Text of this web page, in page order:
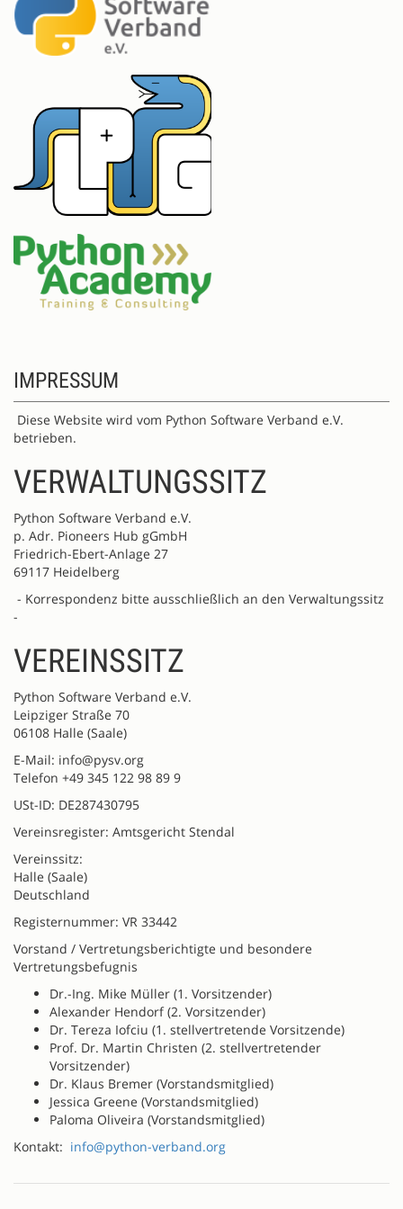
IMPRESSUM
Diese Website wird vom Python Software Verband e.V.
betrieben.
VERWALTUNGSSITZ
Python Software Verband e.V.
p. Adr. Pioneers Hub gGmbH
Friedrich-Ebert-Anlage 27
69117 Heidelberg
- Korrespondenz bitte ausschließlich an den Verwaltungssitz
-
VEREINSSITZ
Python Software Verband e.V.
Leipziger Straße 70
06108 Halle (Saale)
E-Mail: info@pysv.org
Telefon +49 345 122 98 89 9
USt-ID: DE287430795
Vereinsregister: Amtsgericht Stendal
Vereinssitz:
Halle (Saale)
Deutschland
Registernummer: VR 33442
Vorstand / Vertretungsberichtigte und besondere
Vertretungsbefugnis
Dr.-Ing. Mike Müller (1. Vorsitzender)
Alexander Hendorf (2. Vorsitzender)
Dr. Tereza Iofciu (1. stellvertretende Vorsitzende)
Prof. Dr. Martin Christen (2. stellvertretender
Vorsitzender)
Dr. Klaus Bremer (Vorstandsmitglied)
Jessica Greene (Vorstandsmitglied)
Paloma Oliveira (Vorstandsmitglied)
Kontakt: info@python-verband.org